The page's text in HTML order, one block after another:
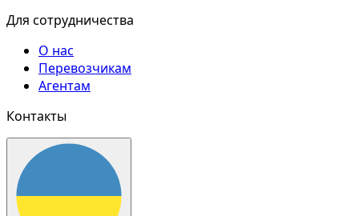
Для сотрудничества
О нас
Перевозчикам
Агентам
Контакты